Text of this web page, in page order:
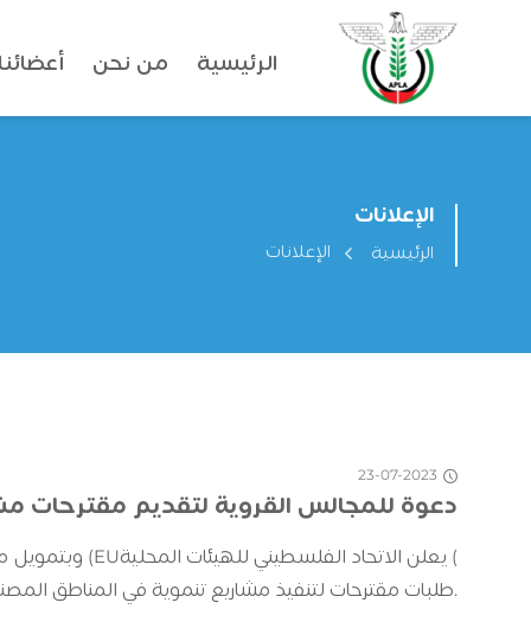
الرئيسية من نحن
الإعلانات
الرئيسية الإعلانات
23-07-2023
دعوة للمجالس القروية لتقديم مقترحات
يعلن الاتحاد الفلسطيني للهيئات المحلية ( ) وبتمويل من الاتحاد الأوروبي (EU
طلبات مقترحات لتنفيذ مشاريع تنموية في المناطق المصنفة (ج) ضمن الشروط المحددة ومعايير الأهلية للتقديم والمجالات المستهدفة.